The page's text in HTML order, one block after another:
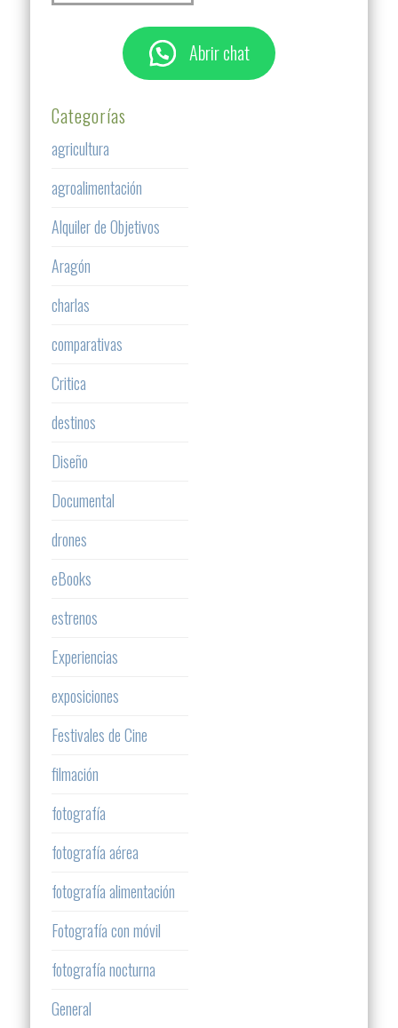
Abrir chat
Categorías
agricultura
agroalimentación
Alquiler de Objetivos
Aragón
charlas
comparativas
Critica
destinos
Diseño
Documental
drones
eBooks
estrenos
Experiencias
exposiciones
Festivales de Cine
filmación
fotografía
fotografía aérea
fotografía alimentación
Fotografía con móvil
fotografía nocturna
General